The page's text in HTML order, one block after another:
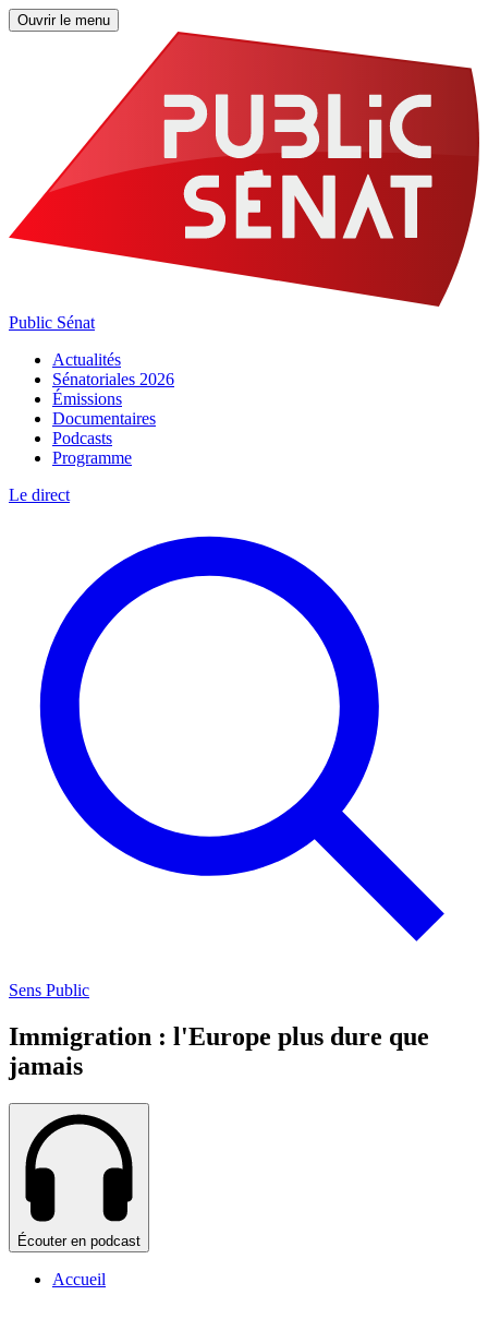
Ouvrir le menu
Public Sénat
Actualités
Sénatoriales 2026
Émissions
Documentaires
Podcasts
Programme
Le direct
Sens Public
Immigration : l'Europe plus dure que
jamais
Écouter en podcast
Accueil